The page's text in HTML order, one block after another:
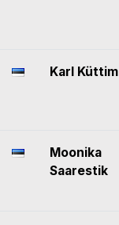
Karl Küttim
Moonika
Saarestik